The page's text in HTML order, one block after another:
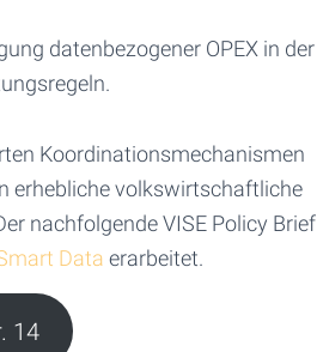
datenbezogener OPEX in der
Koordinationsmechanismen
erhebliche volkswirtschaftliche
nachfolgende VISE Policy Brief
Data erarbeitet.
14